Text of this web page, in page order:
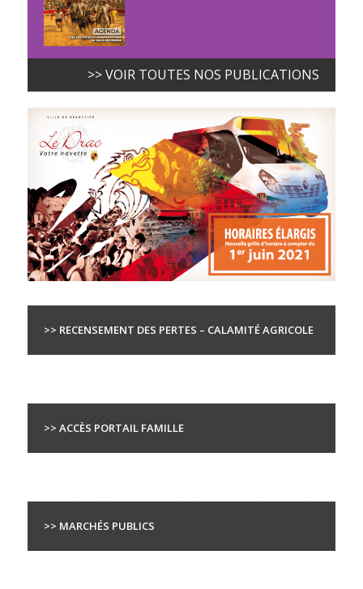
>> VOIR TOUTES NOS PUBLICATIONS
>> RECENSEMENT DES PERTES – CALAMITÉ AGRICOLE
>> ACCÈS PORTAIL FAMILLE
>> MARCHÉS PUBLICS